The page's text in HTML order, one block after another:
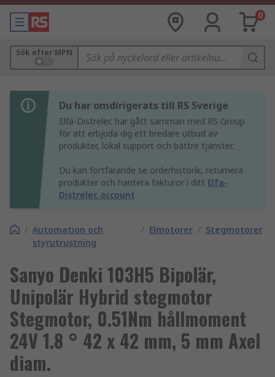
0
Sök efter MPN
Du har omdirigerats till RS Sverige
Elfa-Distrelec har gått samman med RS Group
för att erbjuda dig ett bredare utbud av
produkter, lokal support och bättre tjänster.
Du kan fortfarande se orderhistorik, returnera
produkter och hantera fakturor i ditt Elfa-
Distrelec account
/ Automation och
styrutrustning
/ Elmotorer / Stegmotorer
Sanyo Denki 103H5 Bipolär,
Unipolär Hybrid stegmotor
Stegmotor, 0.51Nm hållmoment
24V 1.8 ° 42 x 42 mm, 5 mm Axel
diam.